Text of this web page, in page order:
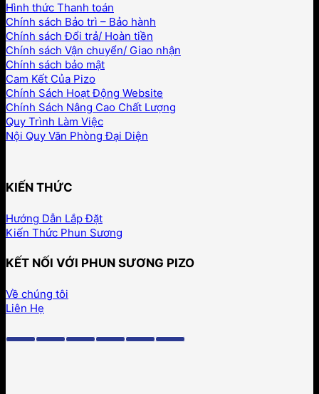
Hình thức Thanh toán
Chính sách Bảo trì – Bảo hành
Chính sách Đổi trả/ Hoàn tiền
Chính sách Vận chuyển/ Giao nhận
Chính sách bảo mật
Cam Kết Của Pizo
Chính Sách Hoạt Động Website
Chính Sách Nâng Cao Chất Lượng
Quy Trình Làm Việc
Nội Quy Văn Phòng Đại Diện
KIẾN THỨC
Hướng Dẫn Lắp Đặt
Kiến Thức Phun Sương
KẾT NỐI VỚI PHUN SƯƠNG PIZO
Về chúng tôi
Liên Hẹ